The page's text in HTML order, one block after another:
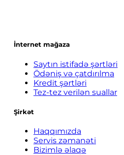
İnternet mağaza
Saytın istifadə şərtləri
Ödəniş və çatdırılma
Kredit şərtləri
Tez-tez verilən suallar
Şirkət
Haqqımızda
Servis zəmanəti
Bizimlə əlaqə